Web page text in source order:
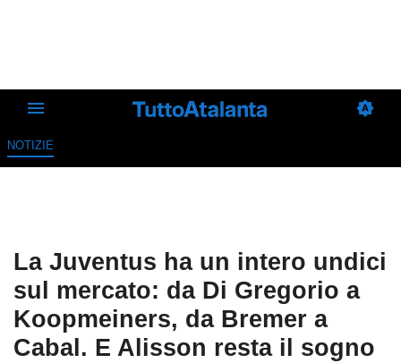
NOTIZIE
La Juventus ha un intero undici
sul mercato: da Di Gregorio a
Koopmeiners, da Bremer a
Cabal. E Alisson resta il sogno